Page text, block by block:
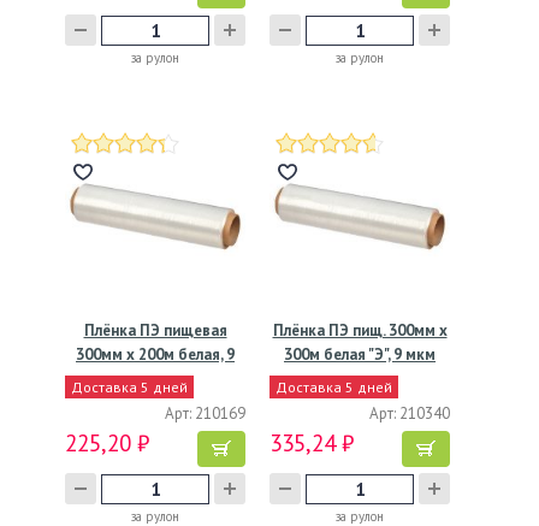
за рулон за рулон
Плёнка ПЭ пищевая
300мм х 200м белая, 9
мкм
Доставка 5 дней
Арт: 210169
225,20 ₽
за рулон
Плёнка ПЭ пищ. 300мм х
300м белая "Э", 9 мкм
Доставка 5 дней
Арт: 210340
335,24 ₽
за рулон